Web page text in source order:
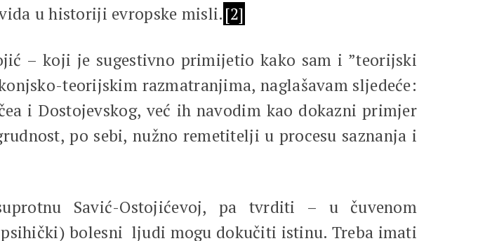
u historiji evropske misli.[2]
– koji je sugestivno primijetio kako sam i ”teorijski
teorijskim razmatranjima, naglašavam sljedeće:
i Dostojevskog, već ih navodim kao dokazni primjer
po sebi, nužno remetitelji u procesu saznanja i
Savić-Ostojićevoj, pa tvrditi – u čuvenom
bolesni ljudi mogu dokučiti istinu. Treba imati